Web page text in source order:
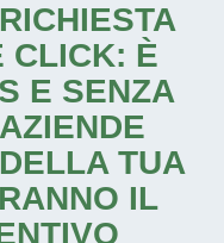
CLICK: È
E SENZA
TUA
IL